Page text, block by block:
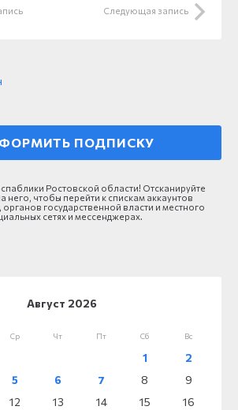
Следующая запись
ПОДПИСКУ
Ростовской области! Отсканируйте
него, чтобы перейти к спискам аккаунтов
государственной власти и местного
сетях и мессенджерах.
Август 2026
Ср Чт Пт Сб Вс
1
2
5 6 7 8
9
12 13 14 15
16